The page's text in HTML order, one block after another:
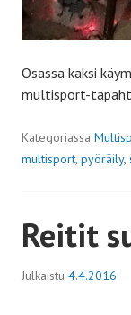
Osassa kaksi
multisport-
Kategoriassa
multisport, pyöräily,
Reitit
Julkaistu 4.4.2016